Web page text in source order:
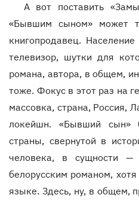
А вот поставить
«Бывшим сыном» может
книгопродавец.
телевизор, шутки для
романа, автора, в общем,
тоже. Фокус в этот раз на
массовка, страна, Россия,
локейшн. «Бывший сын»
страны, свернутой в
человека, в сущности —
белорусским романом,
языке. Здесь, ну, в общем,